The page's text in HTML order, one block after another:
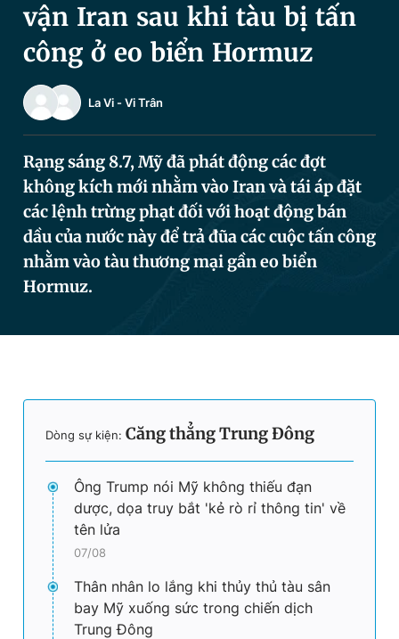
Sản phẩm khác
Tiện ích
Thông tin tòa soạn
Đọc Thanh Niên trên điện thoại
0906 645 777 0908 780 404
Đặt báo Quảng cáo RSS Tòa soạn Chính sách bảo
Tổng biên tập: Nguyễn Ngọc Toàn
Phó tổng biên tập thường trực: Hải Thành
Phó tổng biên tập: Lâm Hiếu Dũng
Phó tổng biên tập: Trần Việt Hưng
Tổng thư ký tòa soạn: Đức Trung
Giấy phép xuất bản số 110/GP - BTTTT cấp ngày 24.3.2020
© 2003-2026 Bản quyền thuộc về Báo Thanh Niên. Cấm sao
vận Iran sau khi tàu bị tấn
công ở eo biển Hormuz
La Vi -Vi Trân
Rạng sáng 8.7, Mỹ đã phát động các đợt
không kích mới nhằm vào Iran và tái áp đặt
các lệnh trừng phạt đối với hoạt động bán
dầu của nước này để trả đũa các cuộc tấn công
nhằm vào tàu thương mại gần eo biển
Hormuz.
Dòng sự kiện: Căng thẳng Trung Đông
Ông Trump nói Mỹ không thiếu đạn
dược, dọa truy bắt 'kẻ rò rỉ thông tin' về
tên lửa
07/08
Thân nhân lo lắng khi thủy thủ tàu sân
bay Mỹ xuống sức trong chiến dịch
Trung Đông